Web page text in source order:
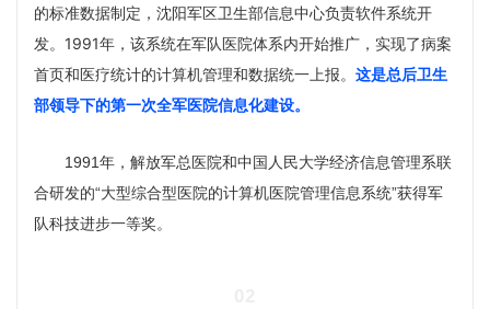
的标准数据制定，沈阳军区卫生部信息中心负责软件系统开
发。1991年，该系统在军队医院体系内开始推广，实现了病案
首页和医疗统计的计算机管理和数据统一上报。 这是总后卫生
部领导下的第一次全军医院信息化建设。
1991年，解放军总医院和中国人民大学经济信息管理系联
合研发的“大型综合型医院的计算机医院管理信息系统”获得军
队科技进步一等奖。